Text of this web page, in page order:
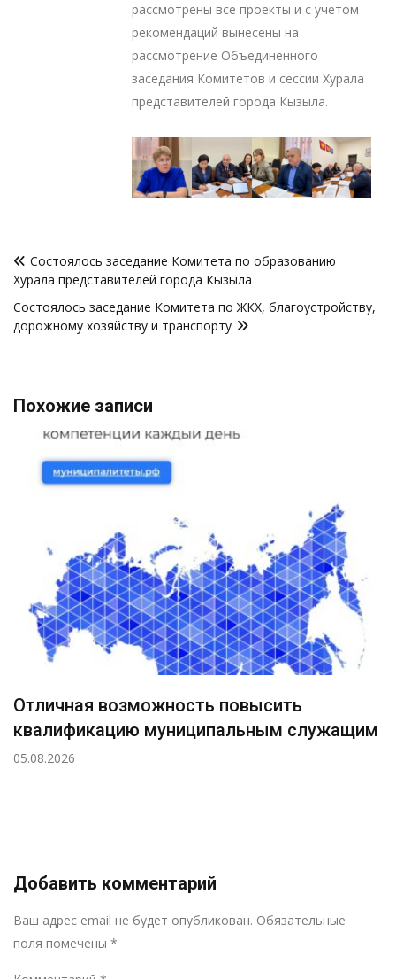
рассмотрены все проекты и с учетом
рекомендаций вынесены на
рассмотрение Объединенного
заседания Комитетов и сессии Хурала
представителей города Кызыла.
по
записям
Состоялось заседание Комитета по образованию
Хурала представителей города Кызыла
Состоялось заседание Комитета по ЖКХ, благоустройству,
дорожному хозяйству и транспорту
Похожие записи
Отличная возможность повысить
квалификацию муниципальным служащим
05.08.2026
Добавить комментарий
Ваш адрес email не будет опубликован. Обязательные
поля помечены *